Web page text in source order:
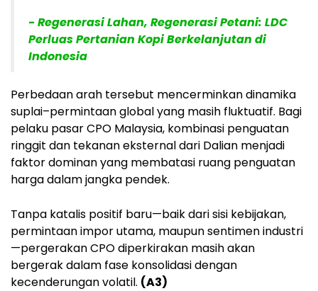
- Regenerasi Lahan, Regenerasi Petani: LDC
Perluas Pertanian Kopi Berkelanjutan di
Indonesia
Perbedaan arah tersebut mencerminkan dinamika
suplai–permintaan global yang masih fluktuatif. Bagi
pelaku pasar CPO Malaysia, kombinasi penguatan
ringgit dan tekanan eksternal dari Dalian menjadi
faktor dominan yang membatasi ruang penguatan
harga dalam jangka pendek.
Tanpa katalis positif baru—baik dari sisi kebijakan,
permintaan impor utama, maupun sentimen industri
—pergerakan CPO diperkirakan masih akan
bergerak dalam fase konsolidasi dengan
kecenderungan volatil. (A3)